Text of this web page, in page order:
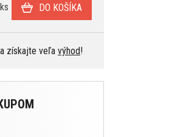
DO KOŠÍKA
získajte veľa výhod!